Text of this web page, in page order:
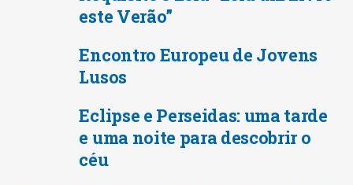
este Verão”
Encontro Europeu de Jovens
Lusos
Eclipse e Perseidas: uma tarde
e uma noite para descobrir o
céu